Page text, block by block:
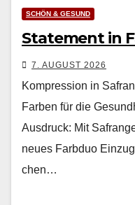
SCHÖN & GESUND
Statement in
7. AUGUST 2026
Kompression in
Farben für die
Aus­druck: Mit
neues Farb­duo
chen…